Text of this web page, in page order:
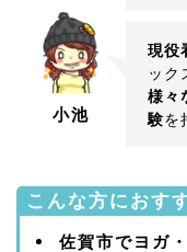
小池
現役
ック
様々
験を
こんな方におす
佐賀市でヨガ